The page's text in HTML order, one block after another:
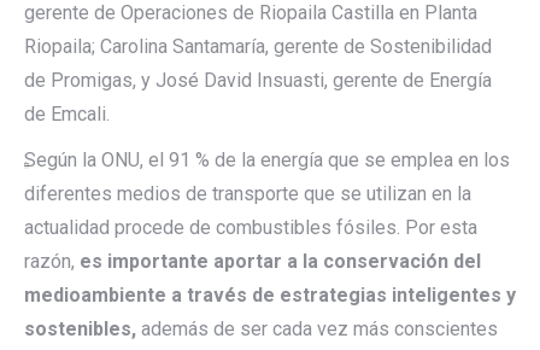
gerente de Operaciones de Riopaila Castilla en Planta
Riopaila; Carolina Santamaría, gerente de Sostenibilidad
de Promigas, y José David Insuasti, gerente de Energía
de Emcali.
Según la ONU, el 91 % de la energía que se emplea en los
diferentes medios de transporte que se utilizan en la
actualidad procede de combustibles fósiles. Por esta
razón, es importante aportar a la conservación del
medioambiente a través de estrategias inteligentes y
sostenibles, además de ser cada vez más conscientes